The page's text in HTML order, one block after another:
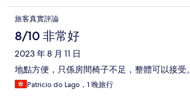
旅客真實評論
8/10 非常好
2023 年 8 月 11 日
地點方便，只係房間椅子不足，整體可以接受。
Patricio do Lago，1 晚旅行